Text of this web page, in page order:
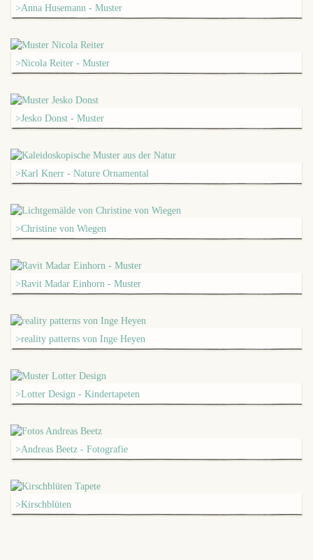
>Anna Husemann - Muster
>Nicola Reiter - Muster
>Jesko Donst - Muster
>Karl Knerr - Nature Ornamental
>Christine von Wiegen
>Ravit Madar Einhorn - Muster
>reality patterns von Inge Heyen
>Lotter Design - Kindertapeten
>Andreas Beetz - Fotografie
>Kirschblüten